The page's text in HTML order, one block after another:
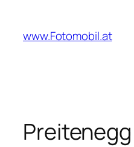
springen
www.Fotomobil.at
Preitenegg